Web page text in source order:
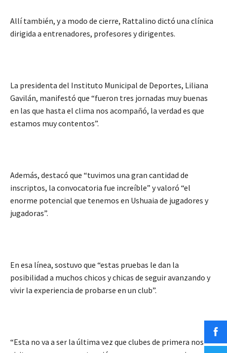
Allí también, y a modo de cierre, Rattalino dictó una clínica
dirigida a entrenadores, profesores y dirigentes.
La presidenta del Instituto Municipal de Deportes, Liliana
Gavilán, manifestó que “fueron tres jornadas muy buenas
en las que hasta el clima nos acompañó, la verdad es que
estamos muy contentos”.
Además, destacó que “tuvimos una gran cantidad de
inscriptos, la convocatoria fue increíble” y valoró “el
enorme potencial que tenemos en Ushuaia de jugadores y
jugadoras”.
En esa línea, sostuvo que “estas pruebas le dan la
posibilidad a muchos chicos y chicas de seguir avanzando y
vivir la experiencia de probarse en un club”.
“Esta no va a ser la última vez que clubes de primera nos